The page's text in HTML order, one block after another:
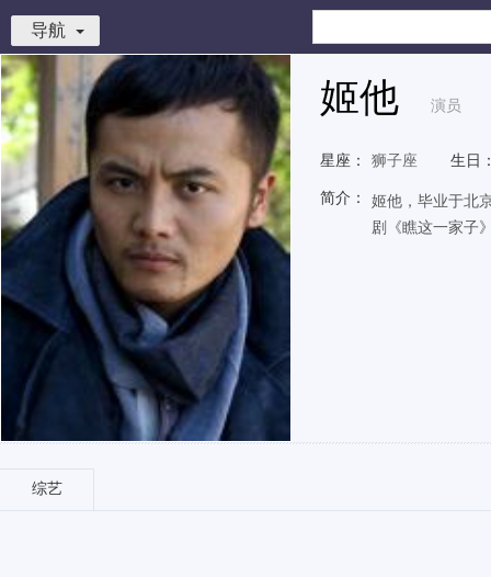
导航
姬他 演员
星座： 狮子座 生日
简介：
姬他，毕业于北
剧《瞧这一家子
综艺